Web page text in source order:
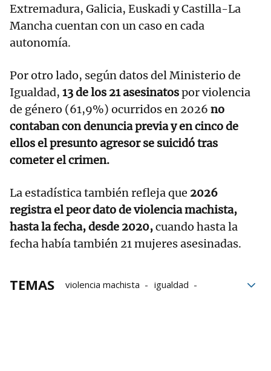
Extremadura, Galicia, Euskadi y Castilla-La
Mancha cuentan con un caso en cada
autonomía.
Por otro lado, según datos del Ministerio de
Igualdad, 13 de los 21 asesinatospor violencia
de género (61,9%) ocurridos en 2026 no
contaban con denuncia previa y en cinco de
ellos el presunto agresor se suicidó tras
cometer el crimen.
La estadística también refleja que 2026
registra el peor dato de violencia machista,
hasta la fecha, desde 2020,cuando hasta la
fecha había también 21 mujeres asesinadas.
TEMAS violencia machista
igualdad